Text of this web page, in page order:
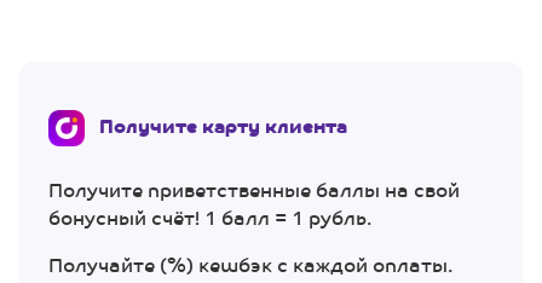
Получите карту клиента
Получите приветственные баллы на свой
бонусный счёт! 1 балл = 1 рубль.
Получайте (%) кешбэк с каждой оплаты.